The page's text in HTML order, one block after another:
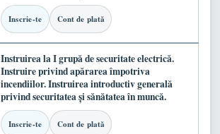
Inscrie-te Cont de plată
Instruirea la I grupă de securitate electrică.
Instruire privind apărarea împotriva
incendiilor. Instruirea introductiv generală
privind securitatea și sănătatea în muncă.
Inscrie-te Cont de plată